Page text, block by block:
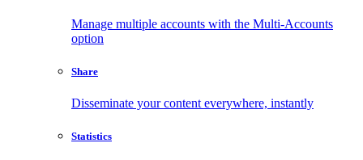
Manage multiple accounts with the Multi-Accounts
option
Share
Disseminate your content everywhere, instantly
Statistics